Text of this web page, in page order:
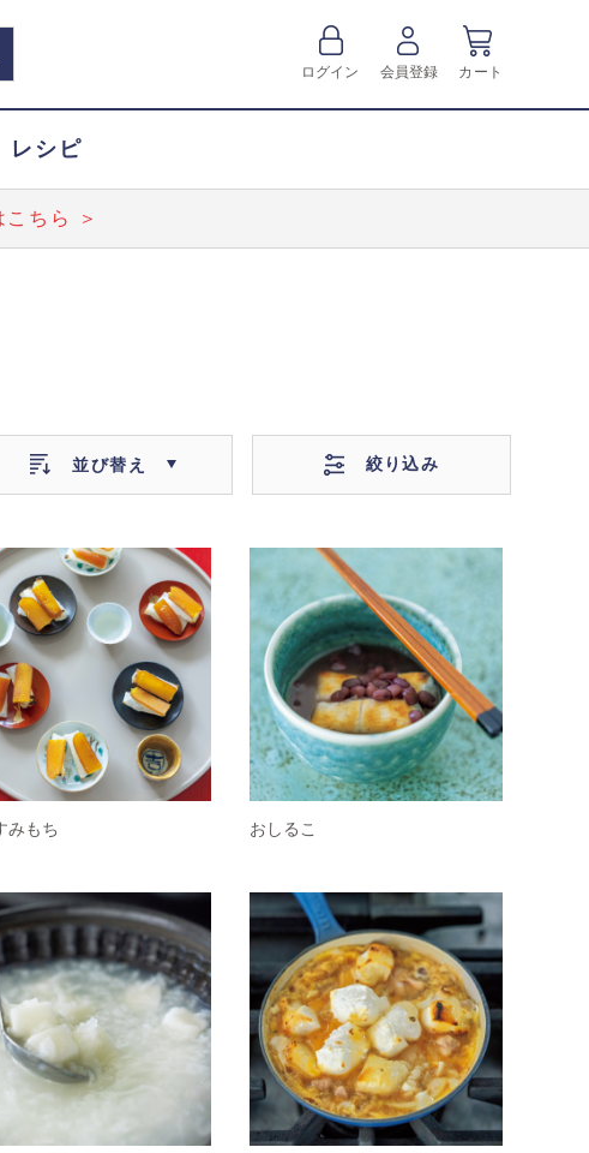
ログイン 会員登録 カート
レシピ
ちら ＞
並び替え 絞り込み
みもち おしるこ